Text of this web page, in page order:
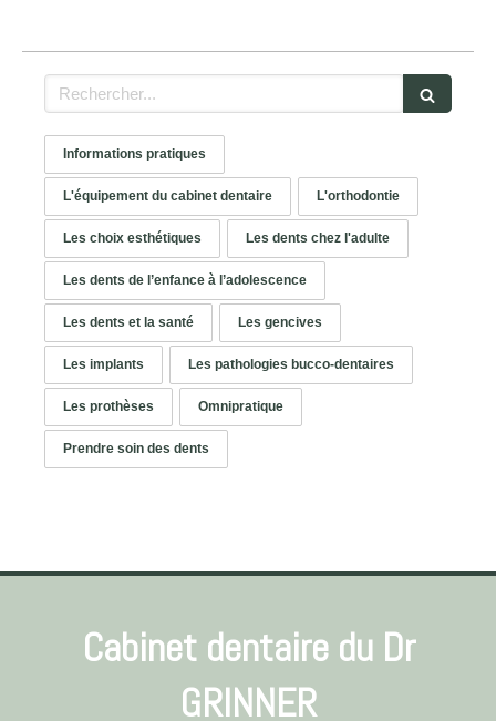
Rechercher
Informations pratiques
L'équipement du cabinet dentaire L'orthodontie
Les choix esthétiques Les dents chez l'adulte
Les dents de l’enfance à l’adolescence
Les dents et la santé Les gencives
Les implants Les pathologies bucco-dentaires
Les prothèses Omnipratique
Prendre soin des dents
Cabinet dentaire du Dr
GRINNER